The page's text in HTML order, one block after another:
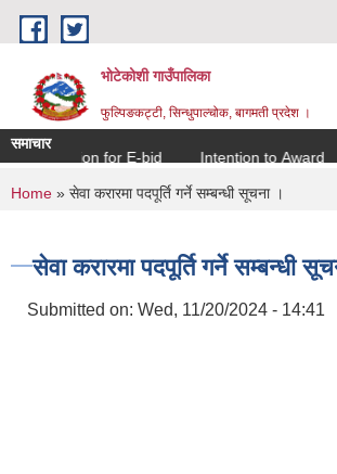
Skip to main content
भोटेकोशी गाउँपालिका
फुल्पिङकट्टी, सिन्धुपाल्चोक, बागमती प्रदेश ।
समाचार
Invitation for E-bid
Intention to Award
You are here
Home » सेवा करारमा पदपूर्ति गर्ने सम्बन्धी सूचना ।
सेवा करारमा पदपूर्ति गर्ने सम्बन्धी
Submitted on: Wed, 11/20/2024 - 14:41